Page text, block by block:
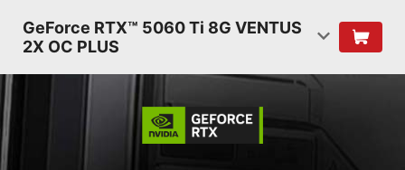
GeForce RTX™ 5060 Ti 8G VENTUS
2X OC PLUS